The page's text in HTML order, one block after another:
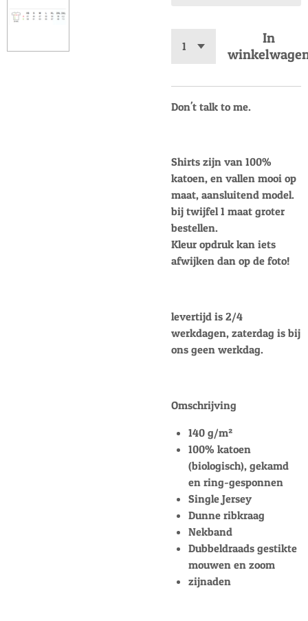
In
Don't talk to me.
Shirts zijn van 100%
katoen, en vallen mooi op
maat, aansluitend model.
bij twijfel 1 maat groter
bestellen.
Kleur opdruk kan iets
afwijken dan op de foto!
levertijd is 2/4
werkdagen, zaterdag is bij
ons geen werkdag.
Omschrijving
140 g/m²
100% katoen
(biologisch), gekamd
en ring-gesponnen
Single Jersey
Dunne ribkraag
Nekband
Dubbeldraads gestikte
mouwen en zoom
zijnaden